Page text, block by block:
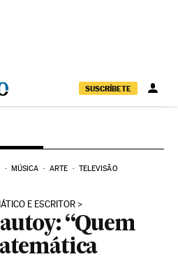
SUSCRÍBETE
MÚSICA ARTE TELEVISÃO
E ESCRITOR
“Quem